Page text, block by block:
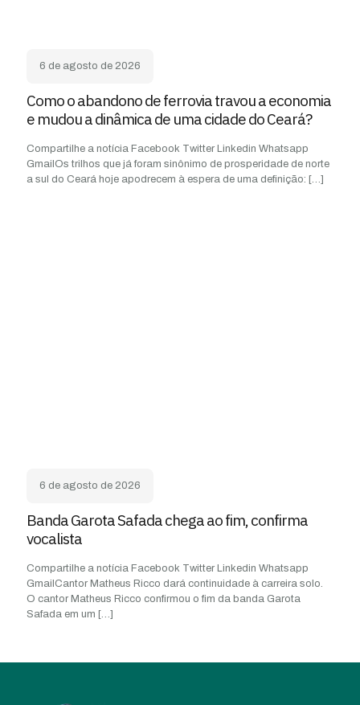
6 de agosto de 2026
Como o abandono de ferrovia travou a economia
e mudou a dinâmica de uma cidade do Ceará?
Compartilhe a notícia Facebook Twitter Linkedin Whatsapp
GmailOs trilhos que já foram sinônimo de prosperidade de norte
a sul do Ceará hoje apodrecem à espera de uma definição: […]
6 de agosto de 2026
Banda Garota Safada chega ao fim, confirma
vocalista
Compartilhe a notícia Facebook Twitter Linkedin Whatsapp
GmailCantor Matheus Ricco dará continuidade à carreira solo.
O cantor Matheus Ricco confirmou o fim da banda Garota
Safada em um […]